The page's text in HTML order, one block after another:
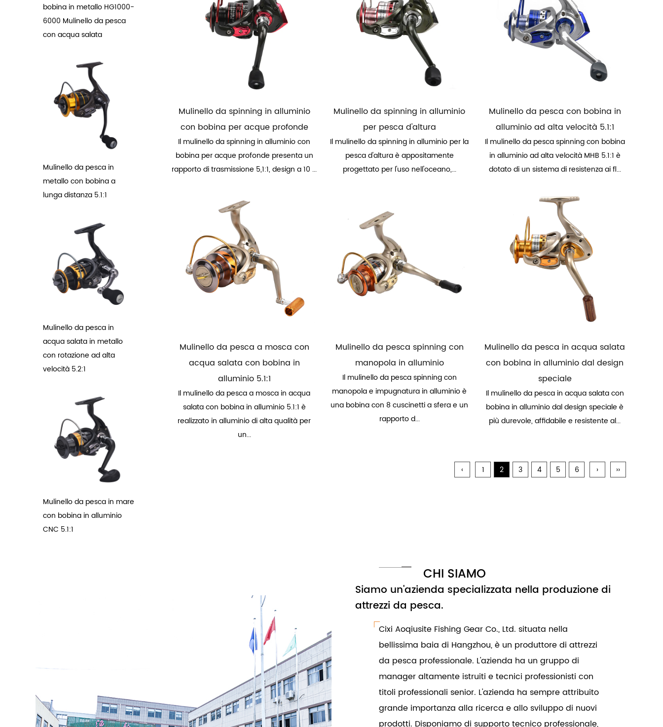
bobina in metallo HG1000-
6000 Mulinello da pesca
con acqua salata
Mulinello da pesca in
metallo con bobina a
lunga distanza 5.1:1
Mulinello da pesca in
acqua salata in metallo
con rotazione ad alta
velocità 5.2:1
Mulinello da pesca in mare
con bobina in alluminio
CNC 5.1:1
Mulinello da spinning in alluminio
con bobina per acque profonde
Il mulinello da spinning in alluminio con
bobina per acque profonde presenta un
rapporto di trasmissione 5,1:1, design a 10 ...
Mulinello da spinning in alluminio
per pesca d'altura
Il mulinello da spinning in alluminio per la
pesca d'altura è appositamente
progettato per l'uso nell'oceano,...
Mulinello da pesca con bobina in
alluminio ad alta velocità 5.1:1
Il mulinello da pesca spinning con bobina
in alluminio ad alta velocità MHB 5.1:1 è
dotato di un sistema di resistenza ai fl...
Mulinello da pesca a mosca con
acqua salata con bobina in
alluminio 5.1:1
Il mulinello da pesca a mosca in acqua
salata con bobina in alluminio 5.1:1 è
realizzato in alluminio di alta qualità per
un...
Mulinello da pesca spinning con
manopola in alluminio
Il mulinello da pesca spinning con
manopola e impugnatura in alluminio è
una bobina con 8 cuscinetti a sfera e un
rapporto d...
Mulinello da pesca in acqua salata
con bobina in alluminio dal design
speciale
Il mulinello da pesca in acqua salata con
bobina in alluminio dal design speciale è
più durevole, affidabile e resistente al...
‹ 1 2 3 4 5 6 › ››
CHI SIAMO
Siamo un'azienda specializzata nella produzione di
attrezzi da pesca.
Cixi Aoqiusite Fishing Gear Co., Ltd. situata nella
bellissima baia di Hangzhou, è un produttore di attrezzi
da pesca professionale. L'azienda ha un gruppo di
manager altamente istruiti e tecnici professionisti con
titoli professionali senior. L'azienda ha sempre attribuito
grande importanza alla ricerca e allo sviluppo di nuovi
prodotti. Disponiamo di supporto tecnico professionale,